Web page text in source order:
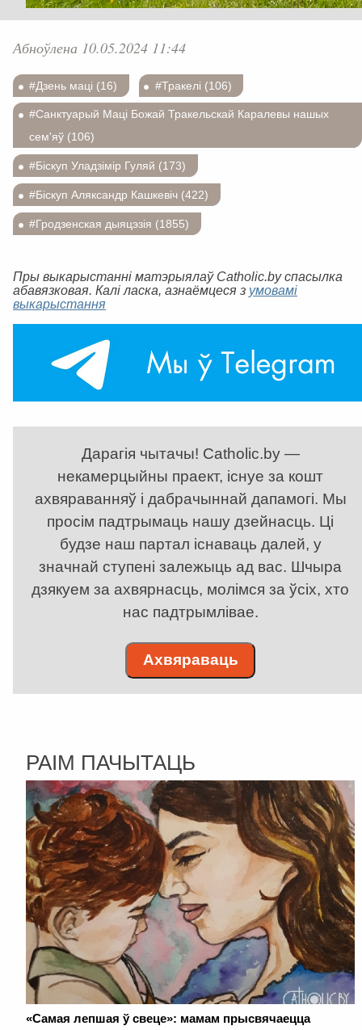
Абноўлена 10.05.2024 11:44
#Дзень маці (16) #Тракелі (106)
#Санктуарый Маці Божай Тракельскай Каралевы нашых
сем'яў (106)
#Біскуп Уладзімір Гуляй (173)
#Біскуп Аляксандр Кашкевіч (422)
#Гродзенская дыяцэзія (1855)
Пры выкарыстанні матэрыялаў Catholic.by спасылка
абавязковая. Калі ласка, азнаёмцеся з умовамі
выкарыстання
Дарагія чытачы! Catholic.by —
некамерцыйны праект, існуе за кошт
ахвяраванняў і дабрачыннай дапамогі. Мы
просім падтрымаць нашу дзейнасць. Ці
будзе наш партал існаваць далей, у
значнай ступені залежыць ад вас. Шчыра
дзякуем за ахвярнасць, молімся за ўсіх, хто
нас падтрымлівае.
Ахвяраваць
РАІМ ПАЧЫТАЦЬ
«Самая лепшая ў свеце»: мамам прысвячаецца